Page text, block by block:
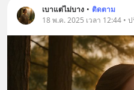
เบาแต่ไม่บาง • ติดตาม
18 พ.ค. 2025 เวลา 12:44 •